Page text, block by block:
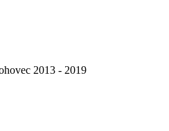
2013 - 2019